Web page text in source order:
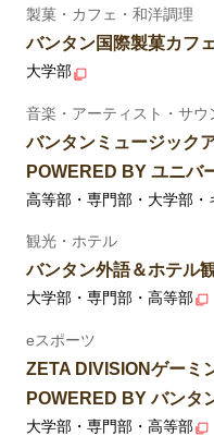
製菓・カフェ・和洋調理
バンタン国際製菓カフ
大学部
音楽・アーティスト・サウ
バンタンミュージック
POWERED BY ユニバ
高等部・専門部・大学部・
観光・ホテル
バンタン外語＆ホテル
大学部・専門部・高等部
eスポーツ
ZETA DIVISIONゲーミ
POWERED BY バンタ
大学部・専門部・高等部